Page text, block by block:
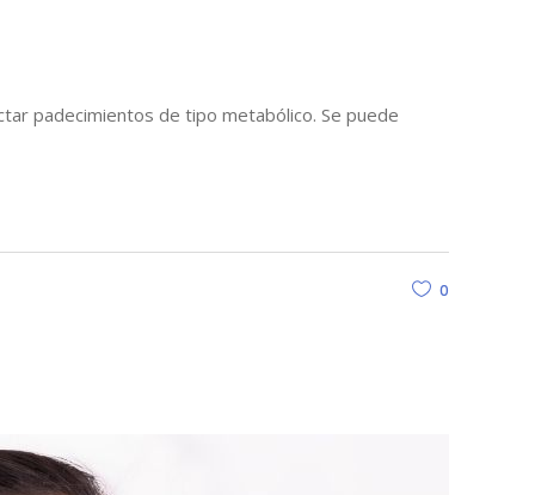
padecimientos de tipo metabólico. Se puede
0